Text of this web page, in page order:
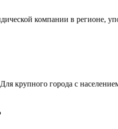
компании в регионе,
крупного города с